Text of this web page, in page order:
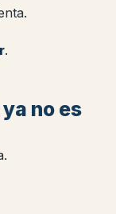
.
no es